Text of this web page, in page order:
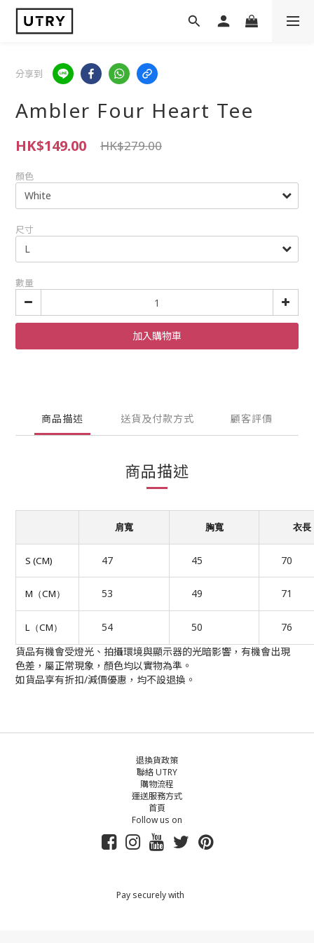
分享到
Ambler Four Heart Tee
HK$149.00 HK$279.00
顏色
尺寸
數量
加入購物車
商品描述 送貨及付款方式 顧客評價
商品描述
肩寬 胸寬 衣長
S (CM) 47 45 70
M （CM ） 53 49 71
L （CM ） 54 50
76
貨品有機會受燈光、拍攝環境與顯示器的光暗影響，有機會出現
色差，屬正常現象，顏色均以實物為準。
如貨品享有折扣/減價優惠，均不設退換。
退換貨政策
聯絡 UTRY
購物流程
運送服務方式
首頁
Follow us on
Pay securely with